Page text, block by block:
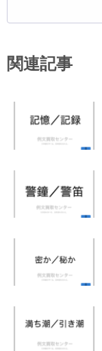
関連記事